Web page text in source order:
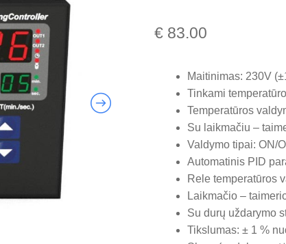
€83.00
Maitinimas: 230V
Tinkami
Temperatūros
Su laikmačiu –
Valdymo tipai: ON/
Automatinis PID
Rele temperatūros
Laikmačio –
Su durų uždarymo
Tikslumas: ± 1 %